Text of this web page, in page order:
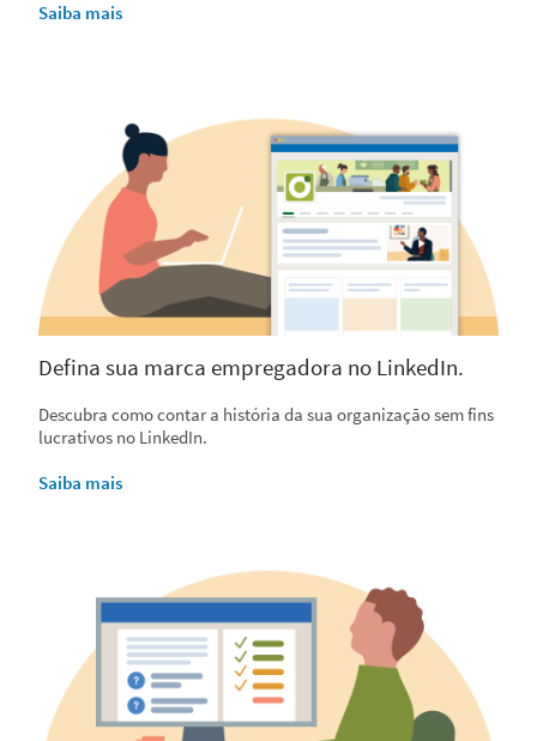
Saiba mais
Defina sua marca empregadora no LinkedIn.
Descubra como contar a história da sua organização sem fins
lucrativos no LinkedIn.
Saiba mais